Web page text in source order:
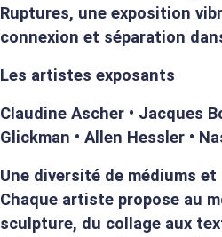
Ruptures, une exposition
connexion et séparation
Les artistes exposants
Claudine Ascher • Jacques
Glickman • Allen Hessler •
Une diversité de médiums et
Chaque artiste propose au
sculpture, du collage aux